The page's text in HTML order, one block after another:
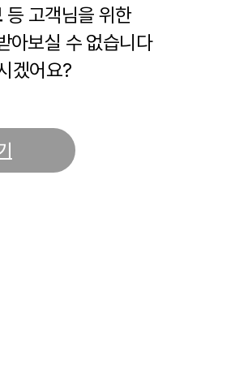
등 고객님을 위한
아보실 수 없습니다
겠어요?